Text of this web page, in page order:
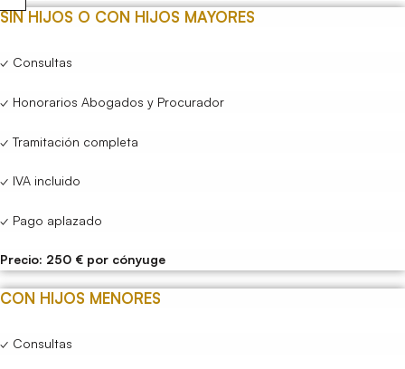
SIN HIJOS O CON HIJOS MAYORES
✓ Consultas
✓ Honorarios Abogados y Procurador
✓ Tramitación completa
✓ IVA incluido
✓ Pago aplazado
Precio: 250 € por cónyuge
CON HIJOS MENORES
✓ Consultas